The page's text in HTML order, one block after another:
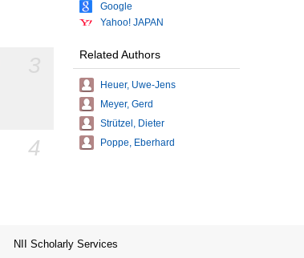
4
Google
Yahoo! JAPAN
Related Authors
Heuer, Uwe-Jens
Meyer, Gerd
Strützel, Dieter
Poppe, Eberhard
NII Scholarly Services